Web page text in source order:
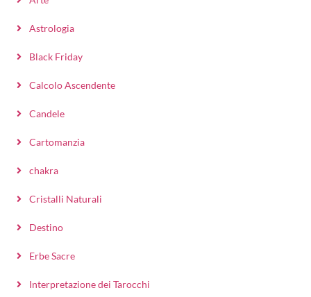
Astrologia
Black Friday
Calcolo Ascendente
Candele
Cartomanzia
chakra
Cristalli Naturali
Destino
Erbe Sacre
Interpretazione dei Tarocchi